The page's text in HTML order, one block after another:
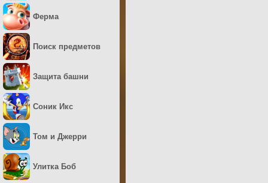
Ферма
Поиск предметов
Защита башни
Соник Икс
Том и Джерри
Улитка Боб